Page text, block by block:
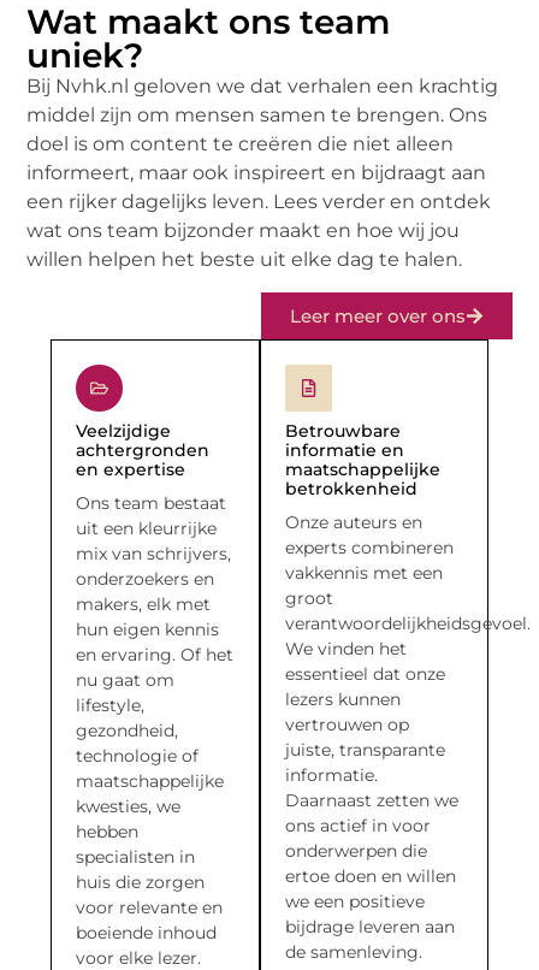
Wat maakt ons team
uniek?
Bij Nvhk.nl geloven we dat verhalen een krachtig
middel zijn om mensen samen te brengen. Ons
doel is om content te creëren die niet alleen
informeert, maar ook inspireert en bijdraagt aan
een rijker dagelijks leven. Lees verder en ontdek
wat ons team bijzonder maakt en hoe wij jou
willen helpen het beste uit elke dag te halen.
Leer meer over ons
Veelzijdige
achtergronden
en expertise
Ons team bestaat
uit een kleurrijke
mix van schrijvers,
onderzoekers en
makers, elk met
hun eigen kennis
en ervaring. Of het
nu gaat om
lifestyle,
gezondheid,
technologie of
maatschappelijke
kwesties, we
hebben
specialisten in
huis die zorgen
voor relevante en
boeiende inhoud
voor elke lezer.
Betrouwbare
informatie en
maatschappelijke
betrokkenheid
Onze auteurs en
experts combineren
vakkennis met een
groot
verantwoordelijkheidsgevoel.
We vinden het
essentieel dat onze
lezers kunnen
vertrouwen op
juiste, transparante
informatie.
Daarnaast zetten we
ons actief in voor
onderwerpen die
ertoe doen en willen
we een positieve
bijdrage leveren aan
de samenleving.